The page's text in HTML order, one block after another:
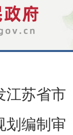
江苏省市
划编制审